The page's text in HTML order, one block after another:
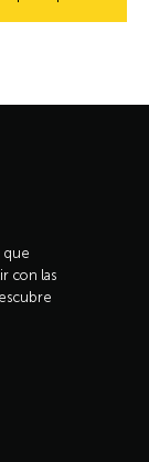
que
con las